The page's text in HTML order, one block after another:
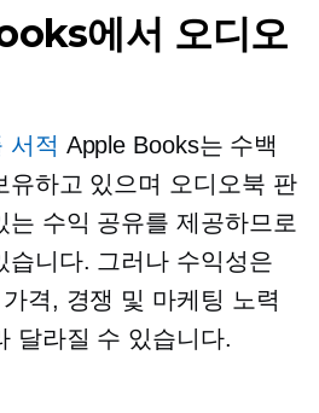
에서 오디오
서적 Apple Books는 수백
유하고 있으며 오디오북 판
는 수익 공유를 제공하므로
습니다. 그러나 수익성은
격, 경쟁 및 마케팅 노력
달라질 수 있습니다.